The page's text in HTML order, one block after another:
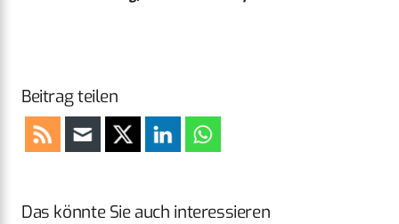
Beitrag teilen
Das könnte Sie auch interessieren